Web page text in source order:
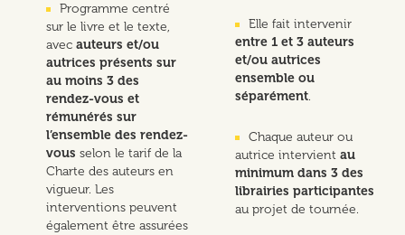
Programme centré
sur le livre et le texte,
avec auteurs et/ou
autrices présents sur
au moins 3 des
rendez-vous et
rémunérés sur
l’ensemble des rendez-
vous selon le tarif de la
Charte des auteurs en
vigueur. Les
interventions peuvent
également être assurées
Elle fait intervenir
entre 1 et 3 auteurs
et/ou autrices
ensemble ou
séparément.
Chaque auteur ou
autrice intervient au
minimum dans 3 des
librairies participantes
au projet de tournée.